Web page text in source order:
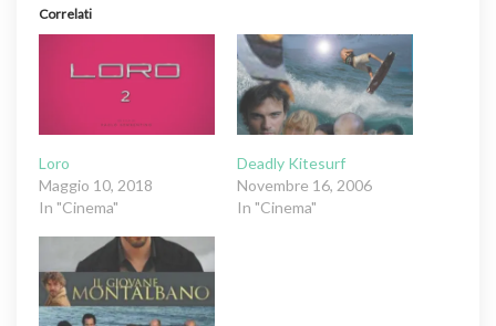
Correlati
Loro
Maggio 10, 2018
In "Cinema"
Deadly Kitesurf
Novembre 16, 2006
In "Cinema"